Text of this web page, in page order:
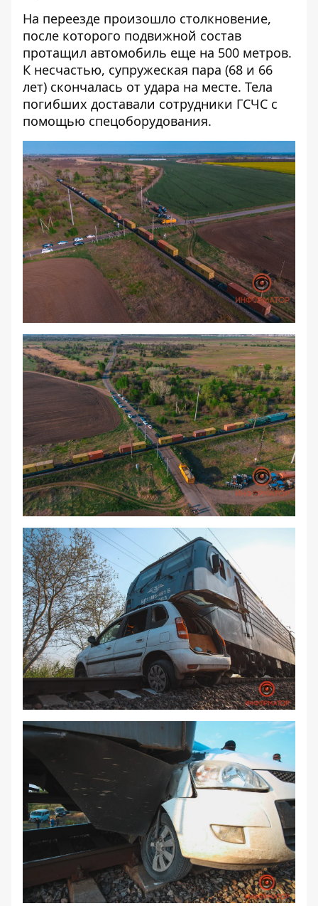
На переезде произошло столкновение,
после которого подвижной состав
протащил автомобиль еще на 500 метров.
К несчастью, супружеская пара (68 и 66
лет) скончалась от удара на месте. Тела
погибших доставали сотрудники ГСЧС с
помощью спецоборудования.